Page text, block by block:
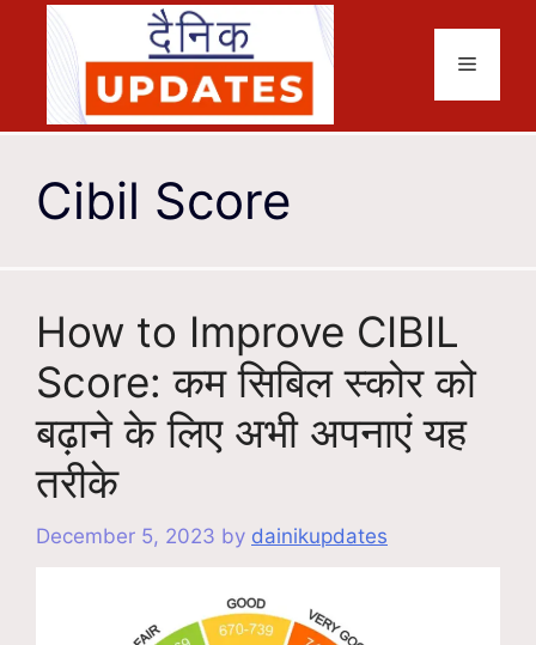
content
Menu
Cibil Score
How to Improve CIBIL
Score: कम सिबिल स्कोर को
बढ़ाने के लिए अभी अपनाएं यह
तरीके
December 5, 2023 by dainikupdates